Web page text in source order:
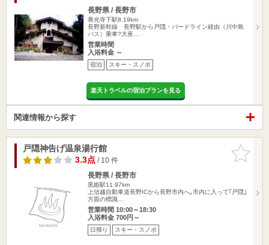
長野県 / 長野市
善光寺下駅8.19km
長野新幹線 長野駅から戸隠・バードライン経由（川中島
バス）乗車?大座…
営業時間
入浴料金 ～
宿泊 スキー・スノボ
楽天トラベルの宿泊プランを見る
関連情報から探す
お気に入
りに追加
戸隠神告げ温泉湯行館
3.3点/ 10 件
長野県 / 長野市
黒姫駅11.97km
上信越自動車道長野ICから長野市内へ｡市内に入って｢戸隠｣
方面の標識…
営業時間 10:00～18:30
入浴料金 700円～
日帰り スキー・スノボ